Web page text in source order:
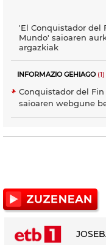
'El Conquistador del
Mundo' saioaren
argazkiak
INFORMAZIO GEHIAGO(1)
Conquistador del
saioaren webgune